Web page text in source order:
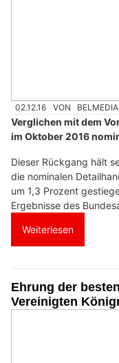
02.12.16 VON
Verglichen mit dem
im Oktober 2016
Dieser Rückgang hält
die nominalen
um 1,3 Prozent
Ergebnisse des
Weiterlesen
Ehrung der
Vereinigten